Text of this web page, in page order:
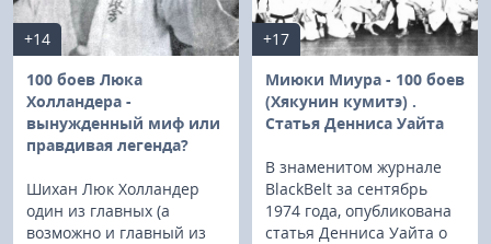
+14
100 боев Люка
Холландера -
вынужденный миф или
правдивая легенда?
Шихан Люк Холландер
один из главных (а
возможно и главный из
+17
Миюки Миура - 100 боев
(Хякунин кумитэ) .
Статья Денниса Уайта
В знаменитом журнале
BlackBelt за сентябрь
1974 года, опубликована
статья Денниса Уайта о